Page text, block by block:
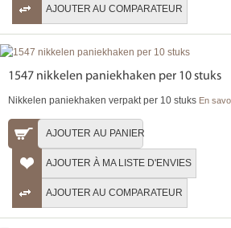
AJOUTER AU COMPARATEUR
1547 nikkelen paniekhaken per 10 stuks
Nikkelen paniekhaken verpakt per 10 stuks En
AJOUTER AU PANIER
AJOUTER À MA LISTE D'ENVIES
AJOUTER AU COMPARATEUR